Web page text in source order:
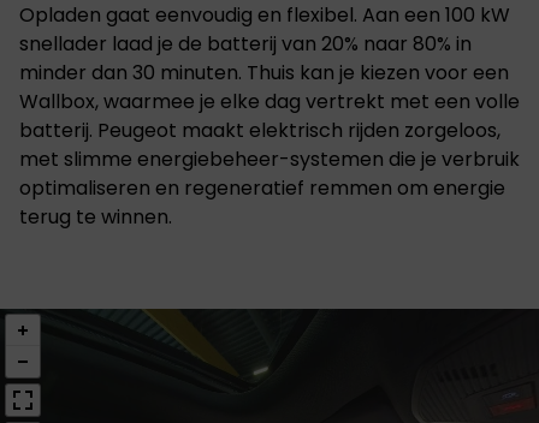
Opladen gaat eenvoudig en flexibel. Aan een 100 kW
snellader laad je de batterij van 20% naar 80% in
minder dan 30 minuten. Thuis kan je kiezen voor een
Wallbox, waarmee je elke dag vertrekt met een volle
batterij. Peugeot maakt elektrisch rijden zorgeloos,
met slimme energiebeheer-systemen die je verbruik
optimaliseren en regeneratief remmen om energie
terug te winnen.